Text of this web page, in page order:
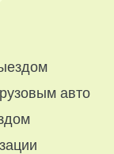
авто